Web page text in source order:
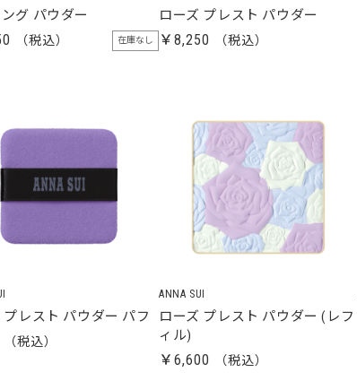
グ パウダー
在庫なし
ローズ プレスト パウダー
￥8,250
プレスト パウダー パフ
ANNA SUI
ローズ プレスト パウダー (レフ
ィル)
￥6,600